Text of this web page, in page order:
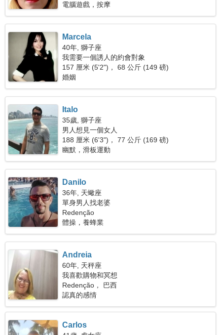
電腦遊戲，按摩
Marcela
40年, 獅子座
我需要一個誘人的約會對象
157 厘米 (5'2")， 68 公斤 (149 磅)
婚姻
Italo
35歲, 獅子座
男人想見一個女人
188 厘米 (6'3")， 77 公斤 (169 磅)
幽默，滑板運動
Danilo
36年, 天蠍座
單身男人找老婆
Redenção
體操，養蜂業
Andreia
60年, 天秤座
我喜歡購物和冥想
Redenção， 巴西
認真的感情
Carlos